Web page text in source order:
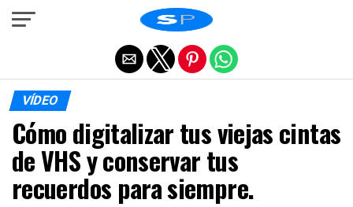
VÍDEO
Cómo digitalizar tus viejas cintas
de VHS y conservar tus
recuerdos para siempre.
Salir de la versión móvil